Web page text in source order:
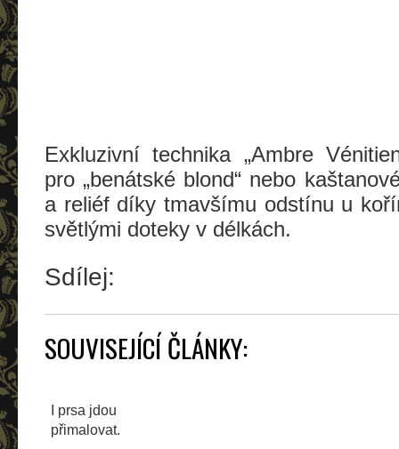
Exkluzivní technika „Ambre
pro „benátské blond“ nebo
a reliéf díky tmavšímu odstínu u
světlými doteky v délkách.
Sdílej:
SOUVISEJÍCÍ ČLÁNKY:
I prsa jdou
přimalovat.